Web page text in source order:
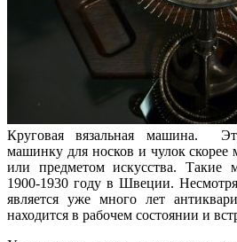
Круговая вязальная машина.
машинку для носков и чулок скорее
или предметом искусства. Такие
1900-1930 году в Швеции.
является уже много лет
находится в рабочем состоянии и